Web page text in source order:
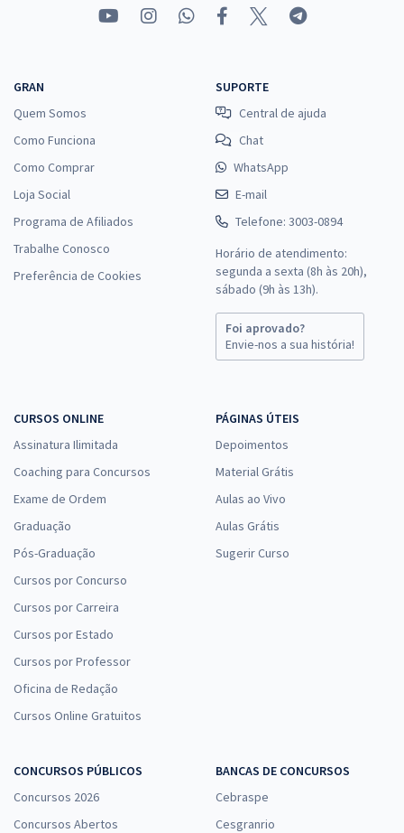
GRAN
Quem Somos
Como Funciona
Como Comprar
Loja Social
Programa de Afiliados
Trabalhe Conosco
Preferência de Cookies
SUPORTE
Central de ajuda
Chat
WhatsApp
E-mail
Telefone: 3003-0894
Horário de atendimento:
segunda a sexta (8h às 20h),
sábado (9h às 13h).
Foi aprovado?
Envie-nos a sua história!
CURSOS ONLINE
Assinatura Ilimitada
Coaching para Concursos
Exame de Ordem
Graduação
Pós-Graduação
Cursos por Concurso
Cursos por Carreira
Cursos por Estado
Cursos por Professor
Oficina de Redação
Cursos Online Gratuitos
PÁGINAS ÚTEIS
Depoimentos
Material Grátis
Aulas ao Vivo
Aulas Grátis
Sugerir Curso
CONCURSOS PÚBLICOS
Concursos 2026
Concursos Abertos
BANCAS DE CONCURSOS
Cebraspe
Cesgranrio